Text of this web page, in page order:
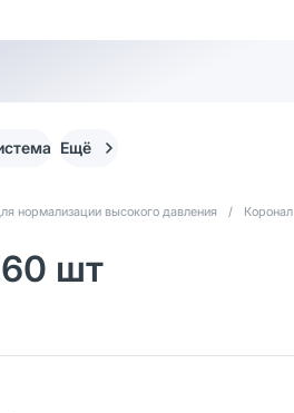
Ещё
нормализации высокого давления / Коронал
шт